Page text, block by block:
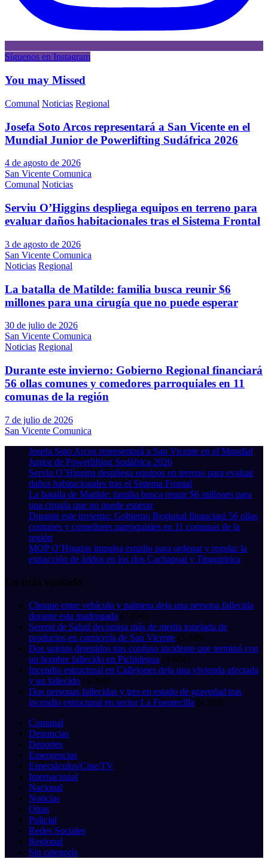
Síguenos en Instagram
You may Missed
Comunal Noticias Regional
Josefa Soto Arcos representará a San Vicente en el
Mundial Junior de Powerlifting Sudáfrica 2026
4 de agosto de 2026
San Vicente Comunica
Comunal Noticias
Serviu O’Higgins despliega equipos en terreno para
evaluar daños habitacionales tras el Sistema Frontal
3 de agosto de 2026
San Vicente Comunica
Noticias Regional
La batalla de Matilde: familia busca reunir $6
millones para una cirugía que no puede esperar
30 de julio de 2026
San Vicente Comunica
Noticias Regional
Durante este invierno: Gobierno Regional financiará
56 ollas comunes y comedores parroquiales en 11
comunas de la región
7 de julio de 2026
San Vicente Comunica
Josefa Soto Arcos representará a San Vicente en el Mundial
Junior de Powerlifting Sudáfrica 2026
Serviu O’Higgins despliega equipos en terreno para evaluar
daños habitacionales tras el Sistema Frontal
La batalla de Matilde: familia busca reunir $6 millones para
una cirugía que no puede esperar
Durante este invierno: Gobierno Regional financiará 56 ollas
comunes y comedores parroquiales en 11 comunas de la
región
MOP O’Higgins impulsa estudio para ordenar y regular la
extracción de áridos en los ríos Cachapoal y Tinguiririca
Lo más visitado
Choque entre vehículo y palmera deja una persona fallecida
durante esta madrugada (7.696)
Seremi de Salud decomisa más de media tonelada de
productos en carnicería de San Vicente (5.849)
Dos sujetos detenidos tras confuso incidente que terminó con
un hombre fallecido en Pichidegua (5.604)
Incendio estructural en Callejones deja una vivienda afectada
y un fallecido (5.098)
Dos personas fallecidas y tres en estado de gravedad tras
incendio estructural en sector La Fuentecilla (4.564)
Comunal
Denuncias
Deportes
Emergencias
Espectáculos/Cine/TV
Internacional
Nacional
Noticias
Otras
Policial
Redes Sociales
Regional
Sin categoría